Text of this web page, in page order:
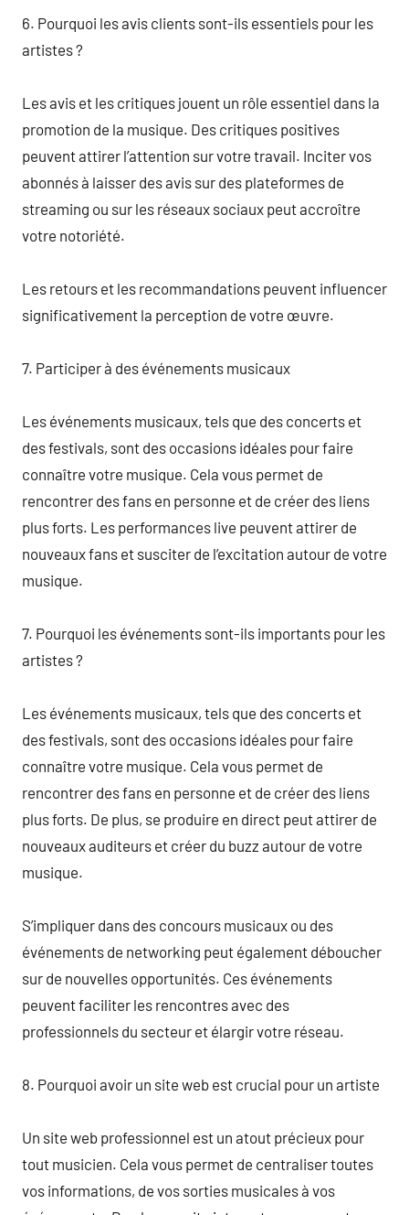
6. Pourquoi les avis clients sont-ils essentiels pour les
artistes ?
Les avis et les critiques jouent un rôle essentiel dans la
promotion de la musique. Des critiques positives
peuvent attirer l’attention sur votre travail. Inciter vos
abonnés à laisser des avis sur des plateformes de
streaming ou sur les réseaux sociaux peut accroître
votre notoriété.
Les retours et les recommandations peuvent influencer
significativement la perception de votre œuvre.
7. Participer à des événements musicaux
Les événements musicaux, tels que des concerts et
des festivals, sont des occasions idéales pour faire
connaître votre musique. Cela vous permet de
rencontrer des fans en personne et de créer des liens
plus forts. Les performances live peuvent attirer de
nouveaux fans et susciter de l’excitation autour de votre
musique.
7. Pourquoi les événements sont-ils importants pour les
artistes ?
Les événements musicaux, tels que des concerts et
des festivals, sont des occasions idéales pour faire
connaître votre musique. Cela vous permet de
rencontrer des fans en personne et de créer des liens
plus forts. De plus, se produire en direct peut attirer de
nouveaux auditeurs et créer du buzz autour de votre
musique.
S’impliquer dans des concours musicaux ou des
événements de networking peut également déboucher
sur de nouvelles opportunités. Ces événements
peuvent faciliter les rencontres avec des
professionnels du secteur et élargir votre réseau.
8. Pourquoi avoir un site web est crucial pour un artiste
Un site web professionnel est un atout précieux pour
tout musicien. Cela vous permet de centraliser toutes
vos informations, de vos sorties musicales à vos